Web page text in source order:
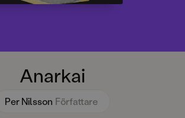
Anarkai
Per Nilsson Författare